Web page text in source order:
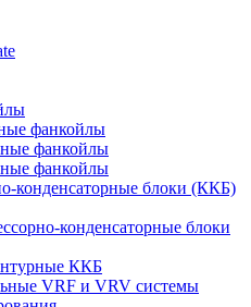
фанкойлы
фанкойлы
фанкойлы
конденсаторные блоки (ККБ)
конденсаторные блоки
ККБ
VRF и VRV системы